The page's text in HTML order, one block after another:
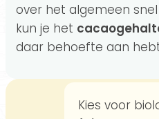
over het algemeen
kun je het
daar behoefte aan
Kies voor